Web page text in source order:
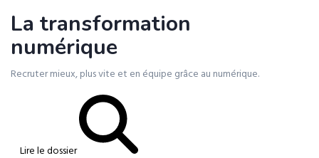
La transformation
numérique
Recruter mieux, plus vite et en équipe grâce au numérique.
Lire le dossier